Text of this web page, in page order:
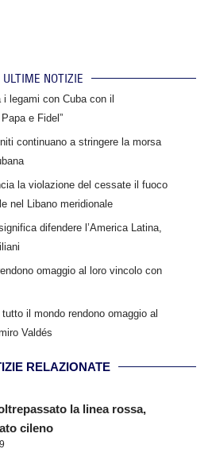
ULTIME NOTIZIE
legami con Cuba con il
e Fidel”
continuano a stringere la morsa
la violazione del cessate il fuoco
nel Libano meridionale
difendere l’America Latina,
omaggio al loro vincolo con
il mondo rendono omaggio al
Valdés
RELAZIONATE
la linea rossa,
cileno